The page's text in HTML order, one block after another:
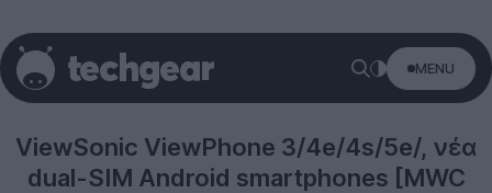
MENU
ViewSonic ViewPhone 3/4e/4s/5e/, νέα
dual-SIM Android smartphones [MWC